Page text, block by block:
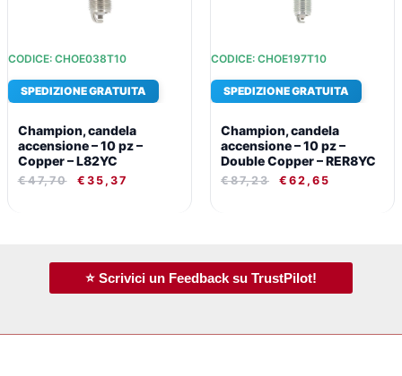
CODICE: CHOE038T10
SPEDIZIONE GRATUITA
Champion, candela
accensione – 10 pz –
Copper – L82YC
€47,70 € 35,37
CODICE: CHOE197T10
SPEDIZIONE GRATUITA
Champion, candela
accensione – 10 pz –
Double Copper – RER8YC
€87,23 € 62,65
⭐ Scrivici un Feedback su TrustPilot!